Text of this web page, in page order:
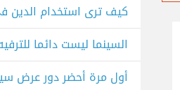
كيف ترى استخدام الدين
السينما ليست دائما
أول مرة أحضر دور عرض